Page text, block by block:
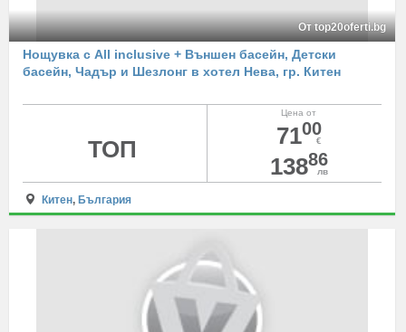
От top20oferti.bg
Нощувка с All inclusive + Външен басейн, Детски
басейн, Чадър и Шезлонг в хотел Нева, гр. Китен
Цена от
7100
€
13886
лв
ТОП
Китен, България